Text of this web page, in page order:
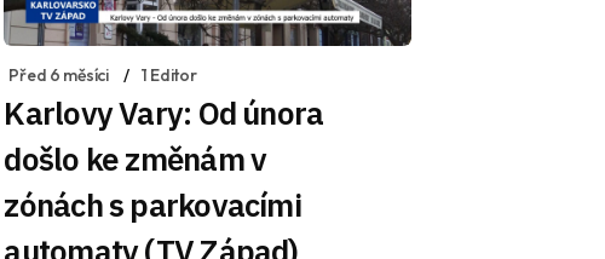
Před 6 měsíci 1 Editor
Karlovy Vary: Od února
došlo ke změnám v
zónách s parkovacími
automaty (TV Západ)